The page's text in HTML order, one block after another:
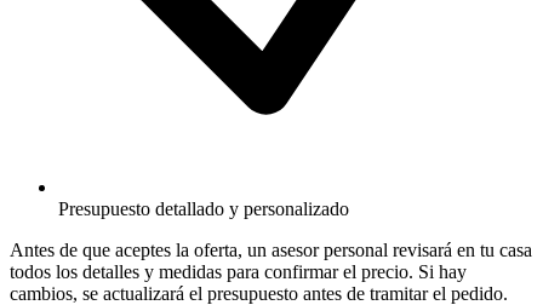
Presupuesto detallado y personalizado
Antes de que aceptes la oferta, un asesor personal revisará en tu casa
todos los detalles y medidas para confirmar el precio. Si hay
cambios, se actualizará el presupuesto antes de tramitar el pedido.